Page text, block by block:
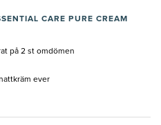
CARE PURE CREAM
på 2 st omdömen
ever